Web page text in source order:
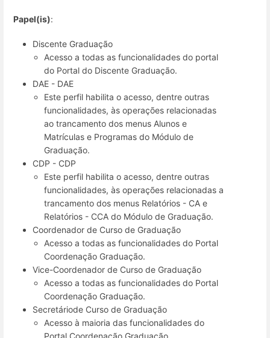
Papel(is):
Discente Graduação
Acesso a todas as funcionalidades do portal
do Portal do Discente Graduação.
DAE - DAE
Este perfil habilita o acesso, dentre outras
funcionalidades, às operações relacionadas
ao trancamento dos menus Alunos e
Matrículas e Programas do Módulo de
Graduação.
CDP - CDP
Este perfil habilita o acesso, dentre outras
funcionalidades, às operações relacionadas a
trancamento dos menus Relatórios - CA e
Relatórios - CCA do Módulo de Graduação.
Coordenador de Curso de Graduação
Acesso a todas as funcionalidades do Portal
Coordenação Graduação.
Vice-Coordenador de Curso de Graduação
Acesso a todas as funcionalidades do Portal
Coordenação Graduação.
Secretáriode Curso de Graduação
Acesso à maioria das funcionalidades do